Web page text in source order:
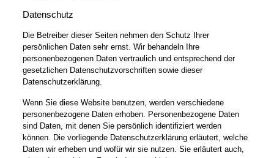
Datenschutz
Die Betreiber dieser Seiten nehmen den Schutz Ihrer
persönlichen Daten sehr ernst. Wir behandeln Ihre
personenbezogenen Daten vertraulich und entsprechend der
gesetzlichen Datenschutzvorschriften sowie dieser
Datenschutzerklärung.
Wenn Sie diese Website benutzen, werden verschiedene
personenbezogene Daten erhoben. Personenbezogene Daten
sind Daten, mit denen Sie persönlich identifiziert werden
können. Die vorliegende Datenschutzerklärung erläutert, welche
Daten wir erheben und wofür wir sie nutzen. Sie erläutert auch,